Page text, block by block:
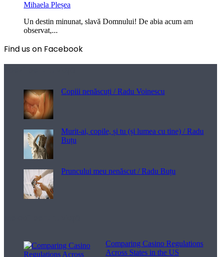
Mihaela Pleșea
Un destin minunat, slavă Domnului! De abia acum am
observat,...
Find us on Facebook
Copiii nenăscuți / Radu Voinescu
Murit-ai, copile, și tu (și lumea cu tine) / Radu
Buțu
Pruncului meu nenăscut / Radu Buțu
Comparing Casino Regulations
Across States in the US